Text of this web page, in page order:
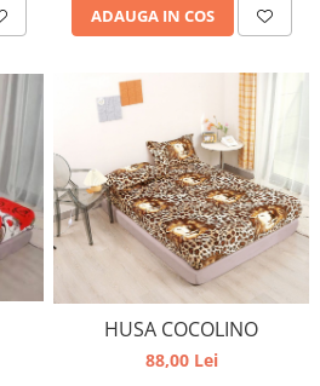
ADAUGA IN COS
HUSA COCOLINO
88,00 Lei